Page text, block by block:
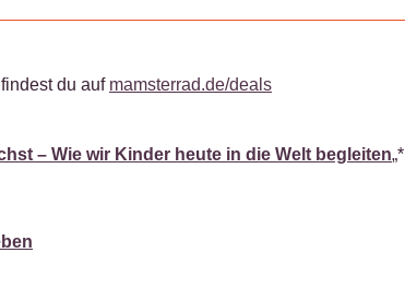
findest du auf mamsterrad.de/deals
– Wie wir Kinder heute in die Welt begleiten„*